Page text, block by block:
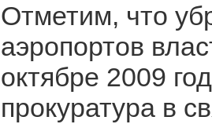
Отметим, что
аэропортов
октябре 2009
прокуратура в